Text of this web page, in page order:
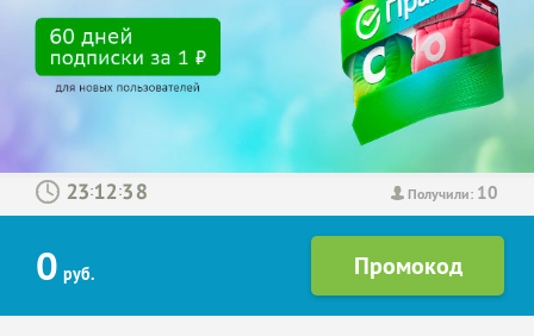
Получили: 10
: :
0 руб.